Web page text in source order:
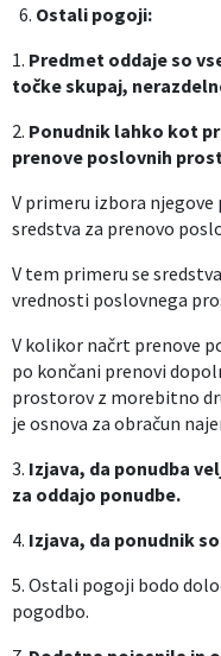
6. Ostali pogoji:
1. Predmet oddaje so
točke skupaj,
2. Ponudnik lahko kot
prenove poslovnih
V primeru izbora
sredstva za prenovo
V tem primeru se
vrednosti poslovnega
V kolikor načrt prenove
po končani prenovi
prostorov z morebitno
je osnova za obračun
3. Izjava, da ponudba
za oddajo ponudbe.
4. Izjava, da ponudnik
5. Ostali pogoji bodo
pogodbo.